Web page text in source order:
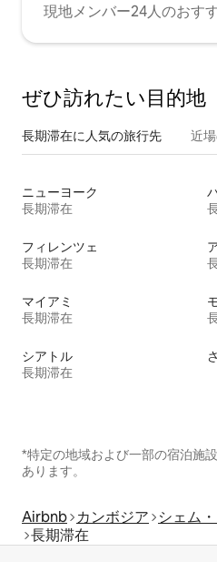
現地メンバー24人のおす
ぜひ訪⁠れ⁠た⁠い目⁠的⁠地
長期滞在に人気の旅行先 近
ニューヨーク
長期滞在
フィレンツェ
長期滞在
マイアミ
長期滞在
シアトル
長期滞在
*特定の地域および一部の宿泊施
あります。
Airbnb カンボジア シェム
長期滞在